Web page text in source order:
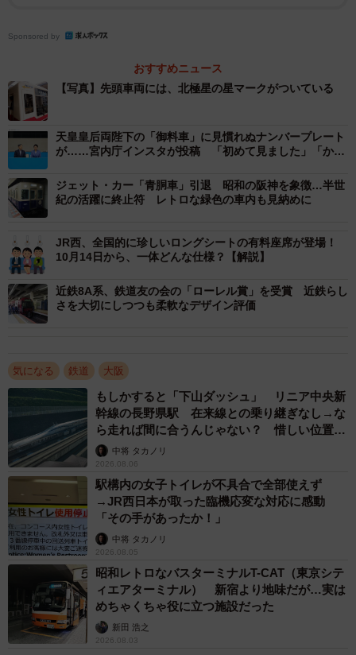
「ポールスター」のロゴが輝く
今後できるだけ多くの方に愛される車両でありたいという
願いから「ポールスター号」という愛称が与えられまし
た。愛称となった「ポールスター」はもともと北極星を指
し、先駆者や先導者という意味も含まれています。さら
に、北大阪急行電鉄の「北」も意識した愛称です。
ついつい、斬新なデザインに目がいきがちですが、8000形
で、親会社である阪急電鉄の車両デザインに似ています。
一方、通勤電車としては大変珍しい設備が、車両端にある
自動貫通扉です。これは、貫通扉の取っ手を軽く押すと、
取っ手を押した扉だけでなく、隣接する相手車両の扉も自
自動貫通扉は現代の通勤電車でも採用例が少ないのが現状
です。追加料金不要の特急型電車ですと、1989年登場の京
阪8000系、2003年登場の9300系で採用されました。なお、
阪急においてロングシート車での自動貫通扉の採用は2006
年登場の9000系まで待たなくてはいけません。このような
先進性のある設備は後の改造により、廃止になるパターン
が多いのですが、8000形の自動貫通扉は現在も現役です。
デビュー後、1987年に鉄道友の会から「ローレル賞」を受
賞。最終的に7編成まで増えましたが、9000形の登場によ
り、現在は3編成まで減っています。北大阪急行によると、
8003編成が2027年1月頃に引退し、残りの2編成も順次引退
Sponsored by
おすすめニュース
【写真】先頭車両には、北極星の星マークがついている
天皇皇后両陛下の「御料車」に見慣れぬナンバープレート
が……宮内庁インスタが投稿 「初めて見ました」「かっ
ジェット・カー「青胴車」引退 昭和の阪神を象徴…半世
紀の活躍に終止符 レトロな緑色の車内も見納めに
JR西、全国的に珍しいロングシートの有料座席が登場！
10月14日から、一体どんな仕様？【解説】
近鉄8A系、鉄道友の会の「ローレル賞」を受賞 近鉄らし
さを大切にしつつも柔軟なデザイン評価
気になる 鉄道 大阪
もしかすると「下山ダッシュ」 リニア中央新
幹線の長野県駅 在来線との乗り継ぎなし→な
ら走れば間に合うんじゃない？ 惜しい位置関
係が反響
中将 タカノリ
2026.08.06
駅構内の女子トイレが不具合で全部使えず
→JR西日本が取った臨機応変な対応に感動
「その手があったか！」
中将 タカノリ
2026.08.05
昭和レトロなバスターミナルT-CAT（東京シテ
ィエアターミナル） 新宿より地味だが…実は
めちゃくちゃ役に立つ施設だった
新田 浩之
2026.08.03